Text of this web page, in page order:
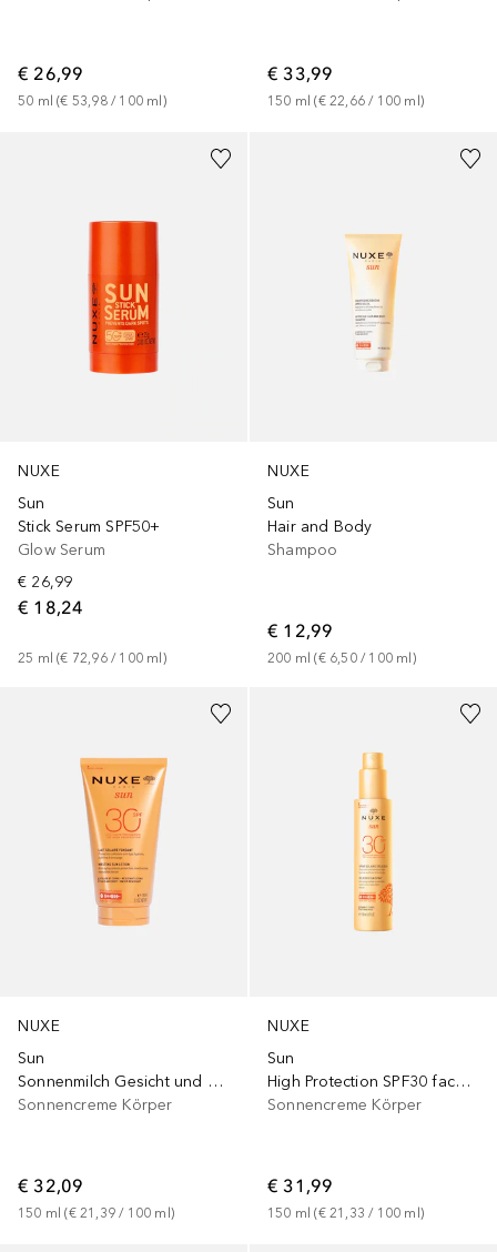
€ 26,99
50 ml (€ 53,98 / 100 ml)
€ 33,99
150 ml (€ 22,66 / 100 ml)
NUXE
Sun
Stick Serum SPF50+
Glow Serum
€ 26,99
€ 18,24
25 ml (€ 72,96 / 100 ml)
NUXE
Sun
Hair and Body
Shampoo
€ 12,99
200 ml (€ 6,50 / 100 ml)
NUXE
Sun
Sonnenmilch Gesicht und Körper LSF 30
Sonnencreme Körper
€ 32,09
150 ml (€ 21,39 / 100 ml)
NUXE
Sun
High Protection SPF30 face and body
Sonnencreme Körper
€ 31,99
150 ml (€ 21,33 / 100 ml)